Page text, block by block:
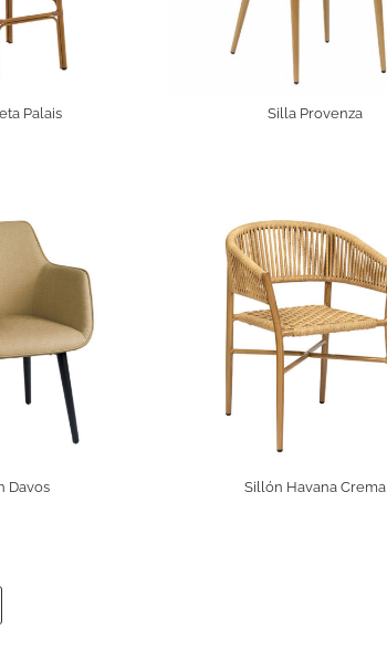
Palais Silla Provenza
Davos Sillón Havana Crema